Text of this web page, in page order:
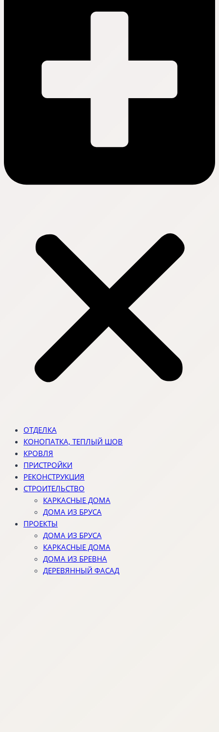
ОТДЕЛКА
КОНОПАТКА, ТЕПЛЫЙ ШОВ
КРОВЛЯ
ПРИСТРОЙКИ
РЕКОНСТРУКЦИЯ
СТРОИТЕЛЬСТВО
КАРКАСНЫЕ ДОМА
ДОМА ИЗ БРУСА
ПРОЕКТЫ
ДОМА ИЗ БРУСА
КАРКАСНЫЕ ДОМА
ДОМА ИЗ БРЕВНА
ДЕРЕВЯННЫЙ ФАСАД